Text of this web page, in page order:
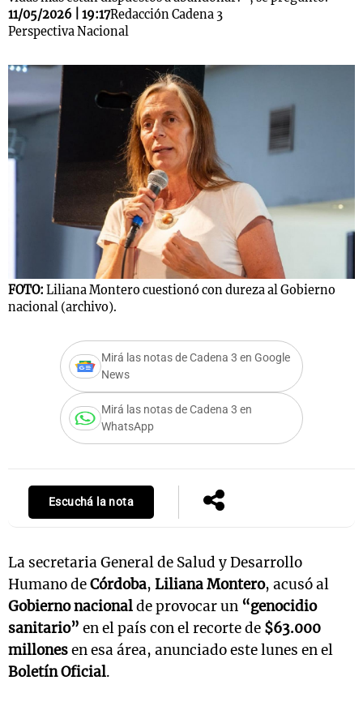
11/05/2026 | 19:17Redacción Cadena 3
Perspectiva Nacional
FOTO: Liliana Montero cuestionó con dureza al Gobierno
nacional (archivo).
Mirá las notas de Cadena 3 en Google
News
Mirá las notas de Cadena 3 en
WhatsApp
Escuchá la nota
La secretaria General de Salud y Desarrollo
Humano deCórdoba, Liliana Montero, acusó al
Gobierno nacionalde provocar un “genocidio
sanitario” en el país con el recorte de $63.000
millonesen esa área, anunciado este lunes en el
Boletín Oficial.
Notas
Mundial 2026
Notas
La Sole en
Cadena 3